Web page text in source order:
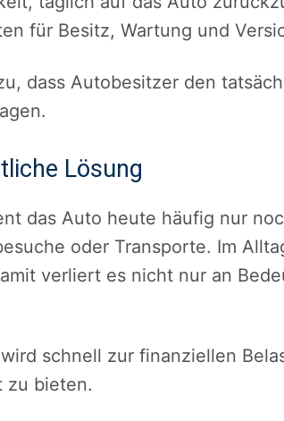
für Besitz, Wartung und
dass Autobesitzer den
Lösung
das Auto heute häufig nur
oder Transporte. Im
verliert es nicht nur an
schnell zur finanziellen
zu bieten.